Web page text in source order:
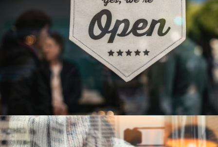
LIRE LA SUITE
NOS DERNIÈRES OUVERTURES